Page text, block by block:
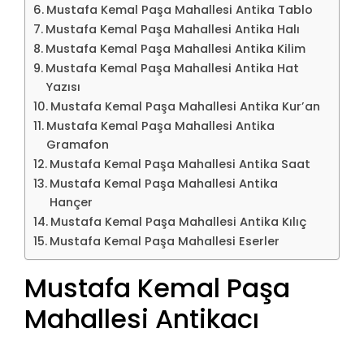
Mustafa Kemal Paşa Mahallesi Antika Tablo
Mustafa Kemal Paşa Mahallesi Antika Halı
Mustafa Kemal Paşa Mahallesi Antika Kilim
Mustafa Kemal Paşa Mahallesi Antika Hat
Yazısı
Mustafa Kemal Paşa Mahallesi Antika Kur’an
Mustafa Kemal Paşa Mahallesi Antika
Gramafon
Mustafa Kemal Paşa Mahallesi Antika Saat
Mustafa Kemal Paşa Mahallesi Antika
Hançer
Mustafa Kemal Paşa Mahallesi Antika Kılıç
Mustafa Kemal Paşa Mahallesi Eserler
Mustafa Kemal Paşa
Mahallesi Antikacı